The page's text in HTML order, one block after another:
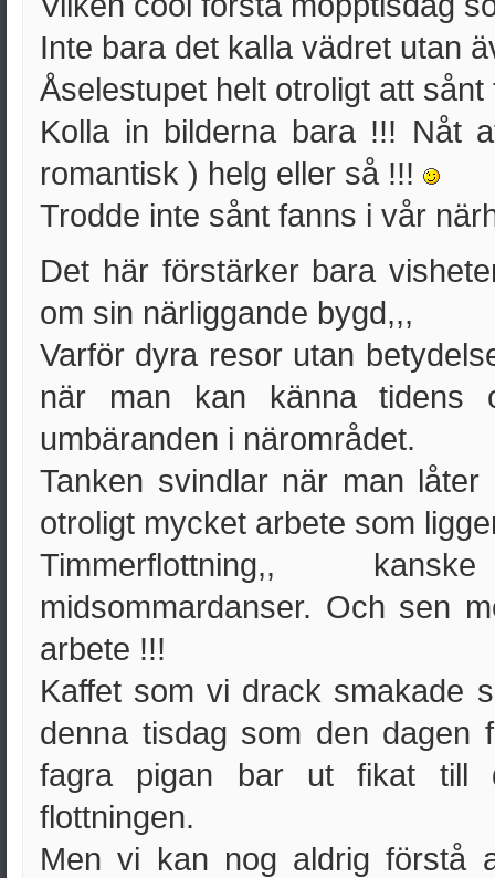
Inte bara det kalla vädret utan
Åselestupet helt otroligt att
Kolla in bilderna bara !!! Nåt
romantisk ) helg eller så !!!
Trodde inte sånt fanns i vår
Det här förstärker bara
om sin närliggande bygd,,,
Varför dyra resor utan
när man kan känna tidens
umbäranden i närområdet.
Tanken svindlar när man
otroligt mycket arbete som
Timmerflottning,,
midsommardanser. Och sen
arbete !!!
Kaffet som vi drack smakade
denna tisdag som den
fagra pigan bar ut fikat till
flottningen.
Men vi kan nog aldrig förstå